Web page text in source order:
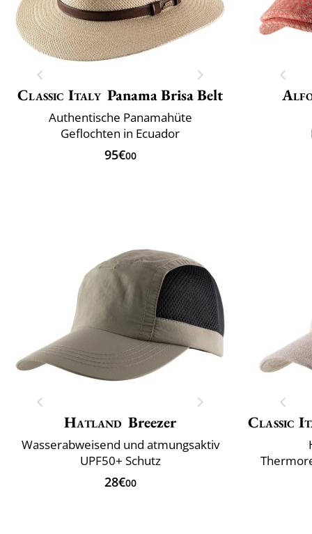
Classic Italy Panama Brisa Belt
Authentische Panamahüte
Geflochten in Ecuador
95€00
Hatland Breezer
Wasserabweisend und atmungsaktiv
UPF50+ Schutz
28€00
Classic